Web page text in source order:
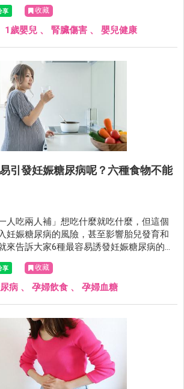
收藏
1歲嬰兒 、 腎臟傷害 、 嬰兒健康
引發妊娠糖尿病呢？六種食物不能
人吃兩人補」想吃什麼就吃什麼，但這個
妊娠糖尿病的風險，甚至影響胎兒發育和
來告訴大家6種最容易誘發妊娠糖尿病的
們建立完整的孕期飲食安全意識！
收藏
病 、 孕婦飲食 、 孕婦血糖